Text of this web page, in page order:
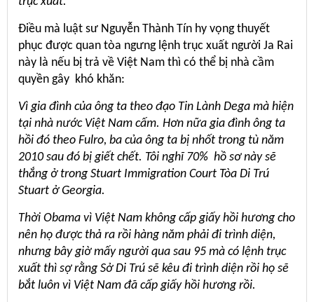
Điều mà luật sư Nguyễn Thành Tín hy vọng thuyết
phục được quan tòa ngưng lệnh trục xuất người Ja Rai
này là nếu bị trả về Việt Nam thì có thể bị nhà cầm
quyền gây khó khăn:
Vì gia đình của ông ta theo đạo Tin Lành Dega mà hiện
tại nhà nước Việt Nam cấm. Hơn nữa gia đình ông ta
hồi đó theo Fulro, ba của ông ta bị nhốt trong tù năm
2010 sau đó bị giết chết. Tôi nghĩ 70% hồ sơ này sẽ
thắng ở trong Stuart Immigration Court Tòa Di Trú
Stuart ở Georgia.
Thời Obama vì Việt Nam không cấp giấy hồi hương cho
nên họ được thả ra rồi hàng năm phải đi trình diện,
nhưng bây giờ mấy người qua sau 95 mà có lệnh trục
xuất thì sợ rằng Sở Di Trú sẽ kêu đi trình diện rồi họ sẽ
bắt luôn vì Việt Nam đã cấp giấy hồi hương rồi.